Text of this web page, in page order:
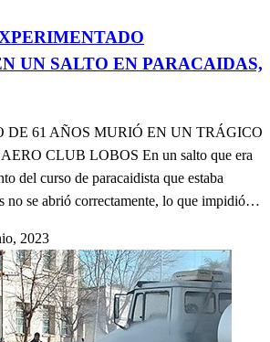
UN SALTO EN PARACAIDAS,
DE 61 AÑOS MURIÓ EN UN TRÁGICO
CLUB LOBOS En un salto que era
del curso de paracaidista que estaba
no se abrió correctamente, lo que impidió…
2023